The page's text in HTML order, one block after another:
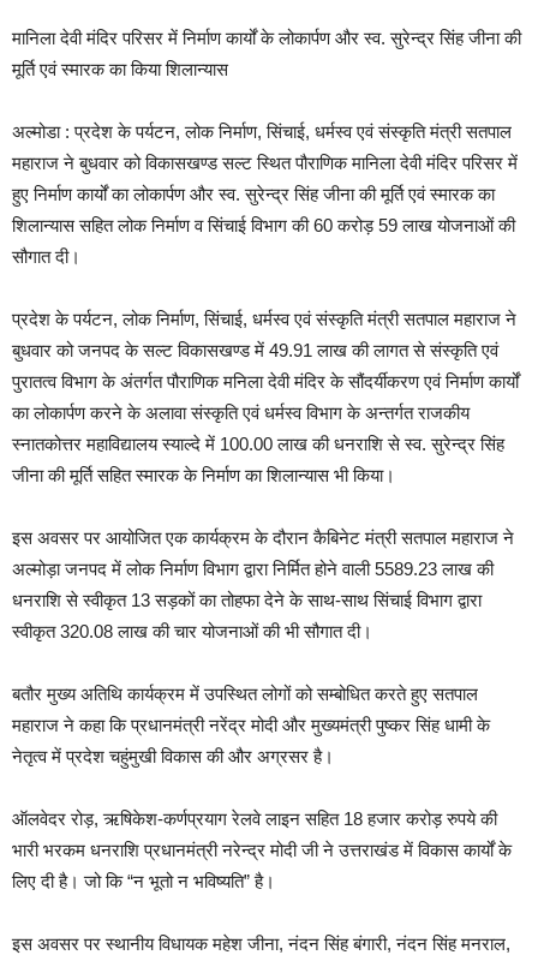
मानिला देवी मंदिर परिसर में निर्माण कार्यों के लोकार्पण और स्व. सुरेन्द्र सिंह जीना की
मूर्ति एवं स्मारक का किया शिलान्यास
अल्मोडा : प्रदेश के पर्यटन, लोक निर्माण, सिंचाई, धर्मस्व एवं संस्कृति मंत्री सतपाल
महाराज ने बुधवार को विकासखण्ड सल्ट स्थित पौराणिक मानिला देवी मंदिर परिसर में
हुए निर्माण कार्यों का लोकार्पण और स्व. सुरेन्द्र सिंह जीना की मूर्ति एवं स्मारक का
शिलान्यास सहित लोक निर्माण व सिंचाई विभाग की 60 करोड़ 59 लाख योजनाओं की
सौगात दी।
प्रदेश के पर्यटन, लोक निर्माण, सिंचाई, धर्मस्व एवं संस्कृति मंत्री सतपाल महाराज ने
बुधवार को जनपद के सल्ट विकासखण्ड में 49.91 लाख की लागत से संस्कृति एवं
पुरातत्व विभाग के अंतर्गत पौराणिक मनिला देवी मंदिर के सौंदर्यीकरण एवं निर्माण कार्यों
का लोकार्पण करने के अलावा संस्कृति एवं धर्मस्व विभाग के अन्तर्गत राजकीय
स्नातकोत्तर महाविद्यालय स्याल्दे में 100.00 लाख की धनराशि से स्व. सुरेन्द्र सिंह
जीना की मूर्ति सहित स्मारक के निर्माण का शिलान्यास भी किया।
इस अवसर पर आयोजित एक कार्यक्रम के दौरान कैबिनेट मंत्री सतपाल महाराज ने
अल्मोड़ा जनपद में लोक निर्माण विभाग द्वारा निर्मित होने वाली 5589.23 लाख की
धनराशि से स्वीकृत 13 सड़कों का तोहफा देने के साथ-साथ सिंचाई विभाग द्वारा
स्वीकृत 320.08 लाख की चार योजनाओं की भी सौगात दी।
बतौर मुख्य अतिथि कार्यक्रम में उपस्थित लोगों को सम्बोधित करते हुए सतपाल
महाराज ने कहा कि प्रधानमंत्री नरेंद्र मोदी और मुख्यमंत्री पुष्कर सिंह धामी के
नेतृत्व में प्रदेश चहुंमुखी विकास की और अग्रसर है।
ऑलवेदर रोड़, ऋषिकेश-कर्णप्रयाग रेलवे लाइन सहित 18 हजार करोड़ रुपये की
भारी भरकम धनराशि प्रधानमंत्री नरेन्द्र मोदी जी ने उत्तराखंड में विकास कार्यों के
लिए दी है। जो कि “न भूतो न भविष्यति” है।
इस अवसर पर स्थानीय विधायक महेश जीना, नंदन सिंह बंगारी, नंदन सिंह मनराल,